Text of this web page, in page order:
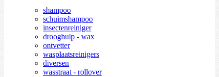
shampoo
schuimshampoo
insectenreiniger
drooghulp - wax
ontvetter
wasplaatsreinigers
diversen
wasstraat - rollover